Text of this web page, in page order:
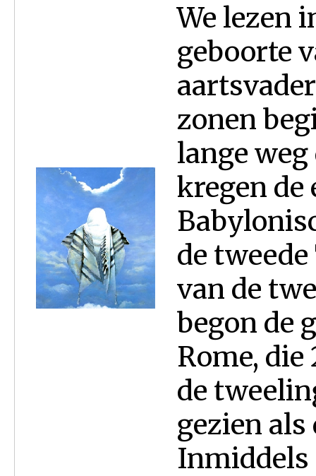
We lezen
geboorte
zonen
lange weg
kregen de
de
van de
begon de
Rome, die
de
gezien als
Inmiddels